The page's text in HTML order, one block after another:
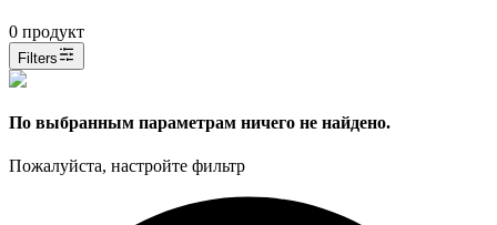
0 продукт
Filters
По выбранным параметрам ничего не найдено.
Пожалуйста, настройте фильтр